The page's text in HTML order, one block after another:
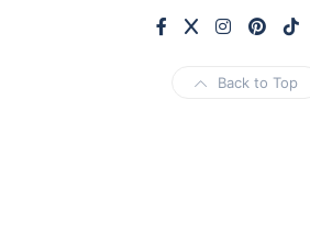
Back to Top